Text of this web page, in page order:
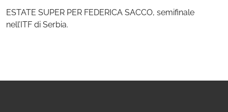
ESTATE SUPER PER FEDERICA SACCO, semifinale
nell’ITF di Serbia.